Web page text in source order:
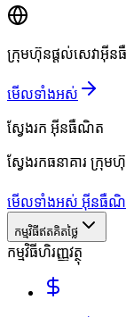
ក្រុមហ៊ុនផ្តល់សេវាអ៊ី
មើលទាំងអស់
ស្វែងរក អ៊ីនធឺណិត
ស្វែងរកធនាគារ ក្រុ
មើលទាំងអស់ អ៊ីនធឺ
កម្មវិធីឥតគិតថ្លៃ
កម្មវិធីហិរញ្ញវត្ថុ